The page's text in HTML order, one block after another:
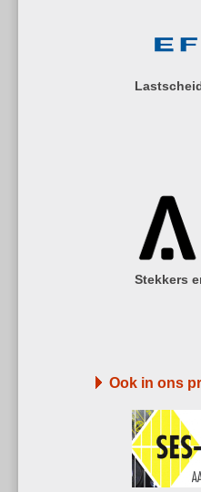
Stekkers
Ook in ons